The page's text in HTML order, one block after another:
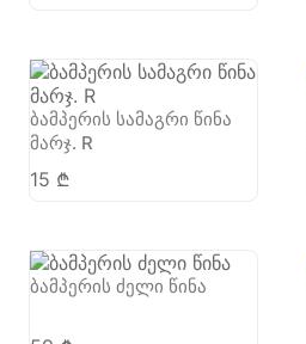
ბამპერის სამაგრი წინა
მარჯ. R
15 ₾
ბამპერის ძელი წინა